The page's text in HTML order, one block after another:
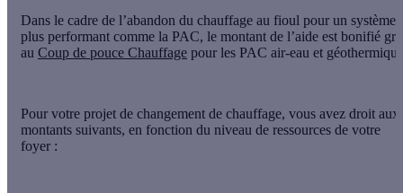
Dans le cadre de l’abandon du chauffage au fioul pour un système
plus performant comme la PAC, le montant de l’aide est bonifié
au Coup de pouce Chauffage pour les PAC air-eau et
Pour votre projet de changement de chauffage, vous avez droit aux
montants suivants, en fonction du niveau de ressources de votre
foyer :